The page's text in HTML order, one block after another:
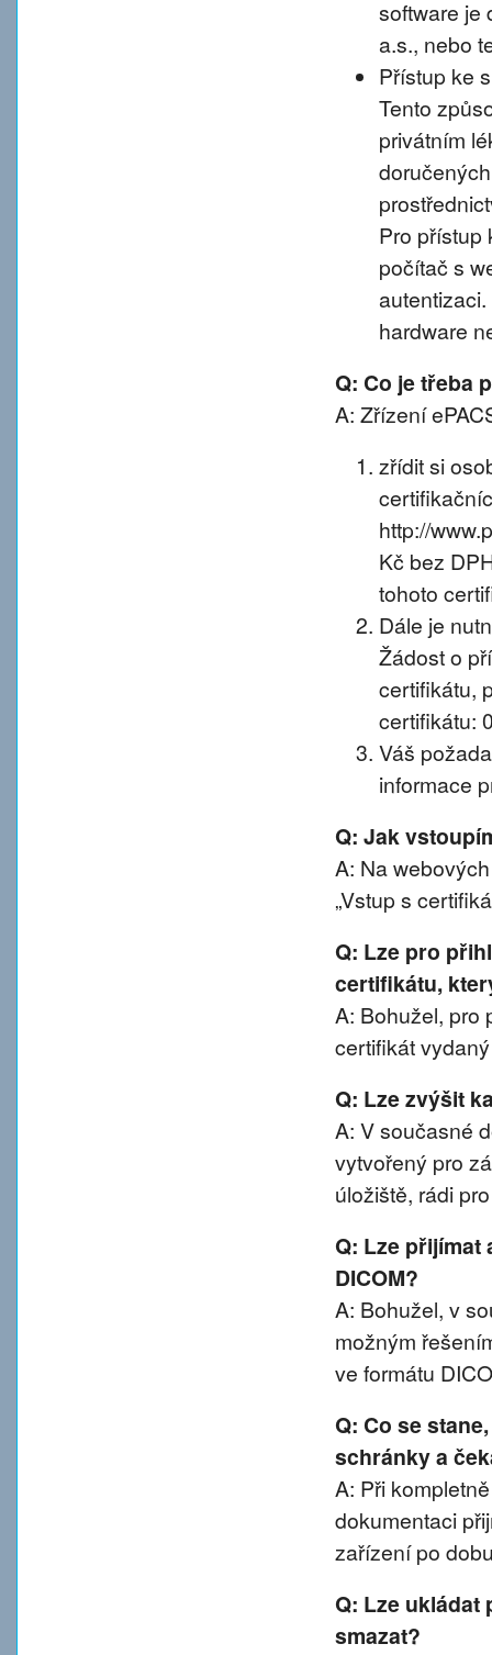
software je
a.s., nebo
Přístup ke
Tento
privátním
Pro přístup
počítač s
hardware
Q: Co je třeba
A: Zřízení
zřídit si
http://
Kč bez
tohoto
Dále je
Žádost o
certifikátu,
certifikátu:
Váš
informace
Q: Jak
A: Na
„Vstup s
Q: Lze pro
certifikátu,
A: Bohužel, pro
certifikát
Q: Lze zvýšit
A: V současné
vytvořený pro
úložiště, rádi
Q: Lze přijímat
DICOM?
A: Bohužel, v
možným
ve formátu
Q: Co se
schránky a
A: Při
dokumentaci
zařízení po
Q: Lze
smazat?